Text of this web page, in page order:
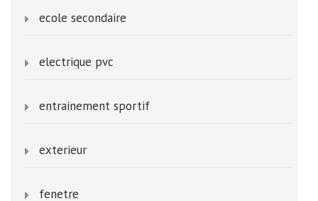
ecole secondaire
electrique pvc
entrainement sportif
exterieur
fenetre